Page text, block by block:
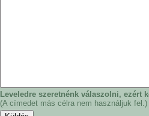
Leveledre szeretnénk válaszolni, ezért
(A címedet más célra nem használjuk fel.)